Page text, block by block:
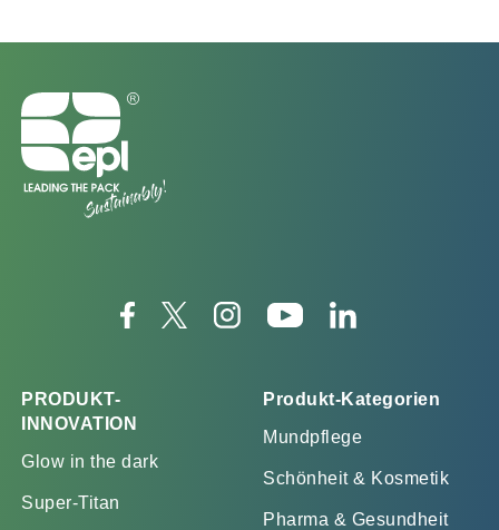
PRODUKT-
INNOVATION
Glow in the dark
Super-Titan
Produkt-Kategorien
Mundpflege
Schönheit & Kosmetik
Pharma & Gesundheit